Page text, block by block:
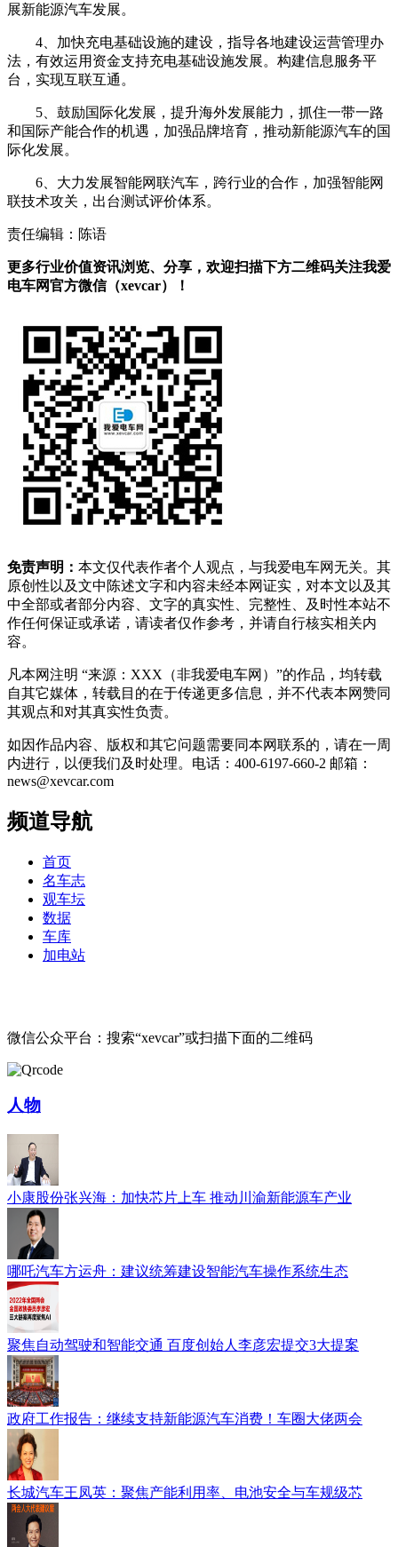
展新能源汽车发展。
4、加快充电基础设施的建设，指导各地建设运营管理办
法，有效运用资金支持充电基础设施发展。构建信息服务平
台，实现互联互通。
5、鼓励国际化发展，提升海外发展能力，抓住一带一路
和国际产能合作的机遇，加强品牌培育，推动新能源汽车的国
际化发展。
6、大力发展智能网联汽车，跨行业的合作，加强智能网
联技术攻关，出台测试评价体系。
责任编辑：陈语
更多行业价值资讯浏览、分享，欢迎扫描下方二维码关注我爱
电车网官方微信（xevcar）！
免责声明： 本文仅代表作者个人观点，与我爱电车网无关。其
原创性以及文中陈述文字和内容未经本网证实，对本文以及其
中全部或者部分内容、文字的真实性、完整性、及时性本站不
作任何保证或承诺，请读者仅作参考，并请自行核实相关内
容。
凡本网注明 “来源：XXX（非我爱电车网）”的作品，均转载
自其它媒体，转载目的在于传递更多信息，并不代表本网赞同
其观点和对其真实性负责。
如因作品内容、版权和其它问题需要同本网联系的，请在一周
内进行，以便我们及时处理。电话：400-6197-660-2 邮箱：
news@xevcar.com
频道导航
首页
名车志
观车坛
数据
车库
加电站
微信公众平台：搜索“xevcar”或扫描下面的二维码
人物
小康股份张兴海：加快芯片上车 推动川渝新能源车产业
哪吒汽车方运舟：建议统筹建设智能汽车操作系统生态
聚焦自动驾驶和智能交通 百度创始人李彦宏提交3大提案
政府工作报告：继续支持新能源汽车消费！车圈大佬两会
长城汽车王凤英：聚焦产能利用率、电池安全与车规级芯